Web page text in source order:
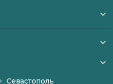
Севастополь